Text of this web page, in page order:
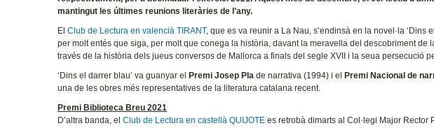
mantingut les últimes reunions literàries de l’any.
ElClub de Lectura en valencià TIRANT, que es va reunir a La Nau, s’endinsà en la novel·la ‘Dins
per molt entés que siga, per molt que conega la història, davant la meravella del descobriment de
través de la història dels jueus conversos de Mallorca a finals del segle XVII i la seua persecució
‘Dins el darrer blau’ va guanyar elPremi Josep Pla de narrativa (1994) i elPremi Nacional de
una de les obres més representatives de la literatura catalana recent.
Premi Biblioteca Breu 2021
D’altra banda, elClub de Lectura en castellà QUIJOTE es retrobà dimarts al Col·legi Major Rector